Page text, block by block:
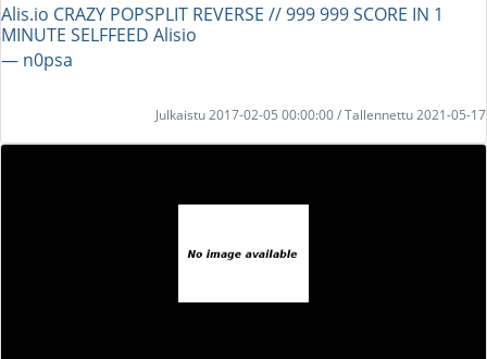
Alis.io CRAZY POPSPLIT REVERSE // 999 999 SCORE IN 1
MINUTE SELFFEED Alisio
― n0psa
Julkaistu 2017-02-05 00:00:00 / Tallennettu 2021-05-17